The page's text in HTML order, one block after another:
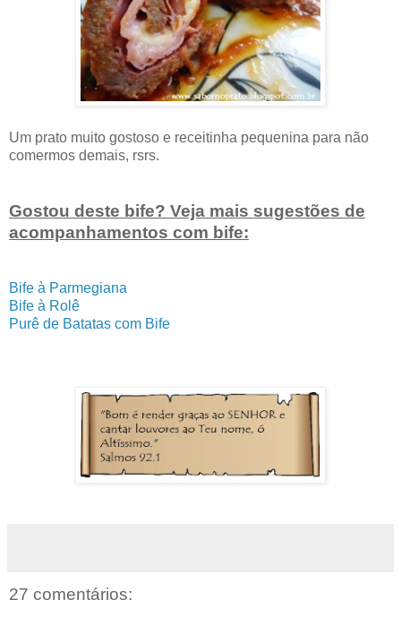
Um prato muito gostoso e receitinha pequenina para não
comermos demais, rsrs.
Gostou deste bife? Veja mais sugestões de
acompanhamentos com bife:
Bife à Parmegiana
Bife à Rolê
Purê de Batatas com Bife
27 comentários: